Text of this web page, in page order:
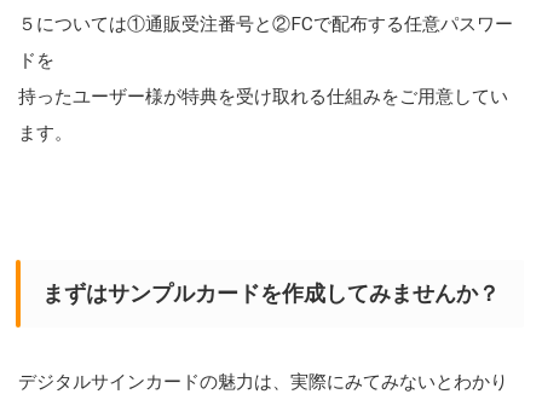
５については①通販受注番号と②FCで配布する任意パスワー
ドを
持ったユーザー様が特典を受け取れる仕組みをご用意してい
ます。
まずはサンプルカードを作成してみませんか？
デジタルサインカードの魅力は、実際にみてみないとわかり